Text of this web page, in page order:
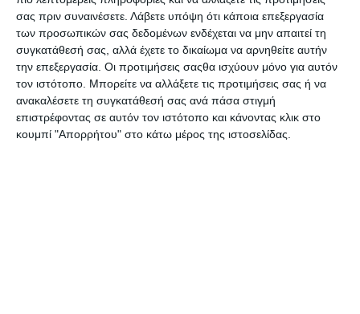
σας πριν συναινέσετε. Λάβετε υπόψη ότι κάποια επεξεργασία
των προσωπικών σας δεδομένων ενδέχεται να μην απαιτεί τη
συγκατάθεσή σας, αλλά έχετε το δικαίωμα να αρνηθείτε αυτήν
την επεξεργασία. Οι προτιμήσεις σαςθα ισχύουν μόνο για αυτόν
τον ιστότοπο. Μπορείτε να αλλάξετε τις προτιμήσεις σας ή να
ανακαλέσετε τη συγκατάθεσή σας ανά πάσα στιγμή
επιστρέφοντας σε αυτόν τον ιστότοπο και κάνοντας κλικ στο
κουμπί "Απορρήτου" στο κάτω μέρος της ιστοσελίδας.
Λίγα τεμάχια διαθέσιμα!
6,79€
Διαθέσιμο
2,10€